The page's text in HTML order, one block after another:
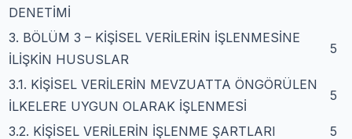
DENETİMİ
3. BÖLÜM 3 – KİŞİSEL VERİLERİN İŞLENMESİNE
İLİŞKİN HUSUSLAR
5
3.1. KİŞİSEL VERİLERİN MEVZUATTA ÖNGÖRÜLEN
İLKELERE UYGUN OLARAK İŞLENMESİ
5
3.2. KİŞİSEL VERİLERİN İŞLENME ŞARTLARI
5